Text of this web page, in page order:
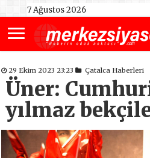
7 Ağustos 2026
29 Ekim 2023 23:23 Çatalca Haberleri
Üner:
yılmaz